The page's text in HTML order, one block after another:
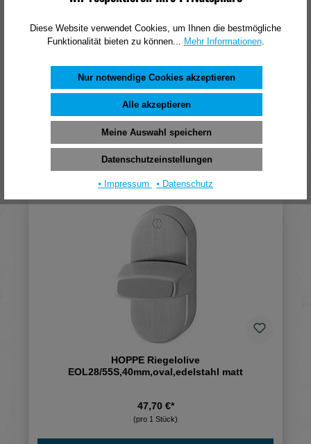
FSB Riegelolive 03 0418,40mm,oval,edelstahl
matt
57,25 €*
In den Warenkorb
HOPPE Riegelolive
EOL28/55S,40mm,oval,edelstahl matt
47,70 €*
(pro 1 Stück)
Diese Website verwendet Cookies, um Ihnen die bestmögliche
Funktionalität bieten zu können... Mehr Informationen.
Nur notwendige Cookies akzeptieren
Alle akzeptieren
Meine Auswahl speichern
Datenschutzeinstellungen
⦁ Impressum ⦁ Datenschutz